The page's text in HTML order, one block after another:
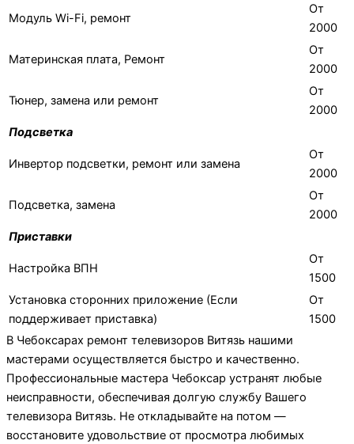
Модуль Wi-Fi, ремонт
От
2000
Материнская плата, Ремонт
От
2000
Тюнер, замена или ремонт
От
2000
Подсветка
Инвертор подсветки, ремонт или замена
От
2000
Подсветка, замена
От
2000
Приставки
Настройка ВПН
От
1500
Установка сторонних приложение (Если
поддерживает приставка)
От
1500
В Чебоксарах ремонт телевизоров Витязь нашими
мастерами осуществляется быстро и качественно.
Профессиональные мастера Чебоксар устранят любые
неисправности, обеспечивая долгую службу Вашего
телевизора Витязь. Не откладывайте на потом —
восстановите удовольствие от просмотра любимых